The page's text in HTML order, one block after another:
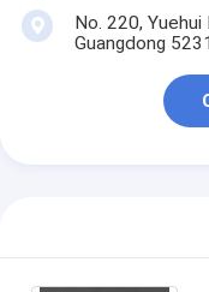
No. 220, Yuehui
Guangdong